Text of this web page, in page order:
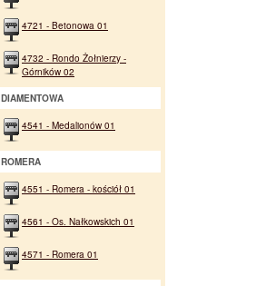
4721 - Betonowa 01
4732 - Rondo Żołnierzy -
Górników 02
DIAMENTOWA
4541 - Medalionów 01
ROMERA
4551 - Romera - kościół 01
4561 - Os. Nałkowskich 01
4571 - Romera 01